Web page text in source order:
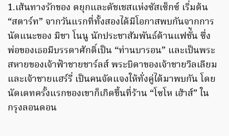
1.เส้นทางรักของ ดยุกและดัชเชสแห่งซัสเซ็กซ์ เริ่มต้น
“สตาร์ท” จากวันแรกที่ทั้งสองได้มีโอกาสพบกันจากการ
นัดแนะของ มิชา โนนู นักประชาสัมพันธ์ด้านแฟชั่้น ซึ่ง
พ่อของเธอมีบรรดาศักดิ์เป็น “ท่านบารอน” และเป็นพระ
สหายของเจ้าฟ้าชายชาร์ลส์ พระบิดาของเจ้าชายวิลเลียม
และเจ้าชายแฮร์รี่ เป็นคนจัดแจงให้ทั่งคู่ได้มาพบกัน โดย
นัดเดทครั้งแรกของเขาก็เกิดขึ้นที่ร้าน “โซโห เฮ้าส์” ใน
กรุงลอนดอน